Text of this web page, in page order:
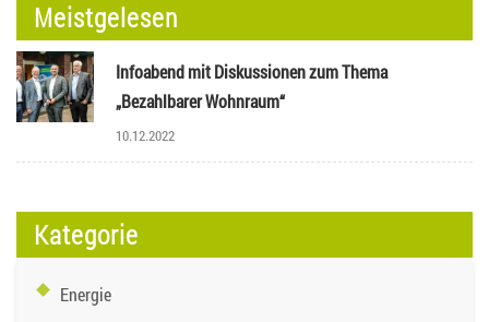
Meistgelesen
Infoabend mit Diskussionen zum Thema
„Bezahlbarer Wohnraum“
10.12.2022
Kategorie
Energie